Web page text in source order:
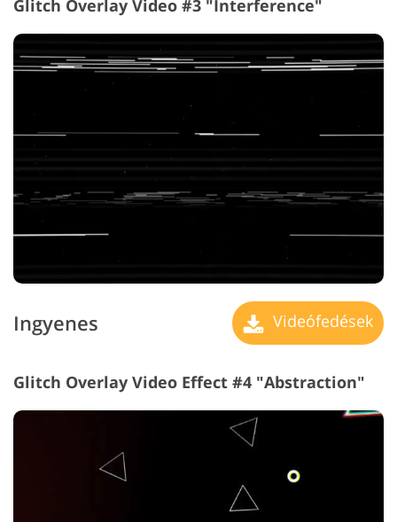
Glitch Overlay Video #3 "Interference"
Ingyenes Videófedések
Glitch Overlay Video Effect #4 "Abstraction"